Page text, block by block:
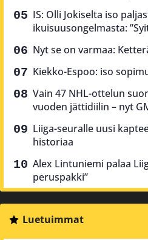
IS: Olli Jokiselta iso
ikuisuusongelmasta:
Nyt se on varmaa:
Kiekko-Espoo: iso
Vain 47 NHL-ottelun
vuoden jättidiilin – nyt
Liiga-seuralle uusi
historiaa
Alex Lintuniemi palaa
peruspakki”
Luetuimmat